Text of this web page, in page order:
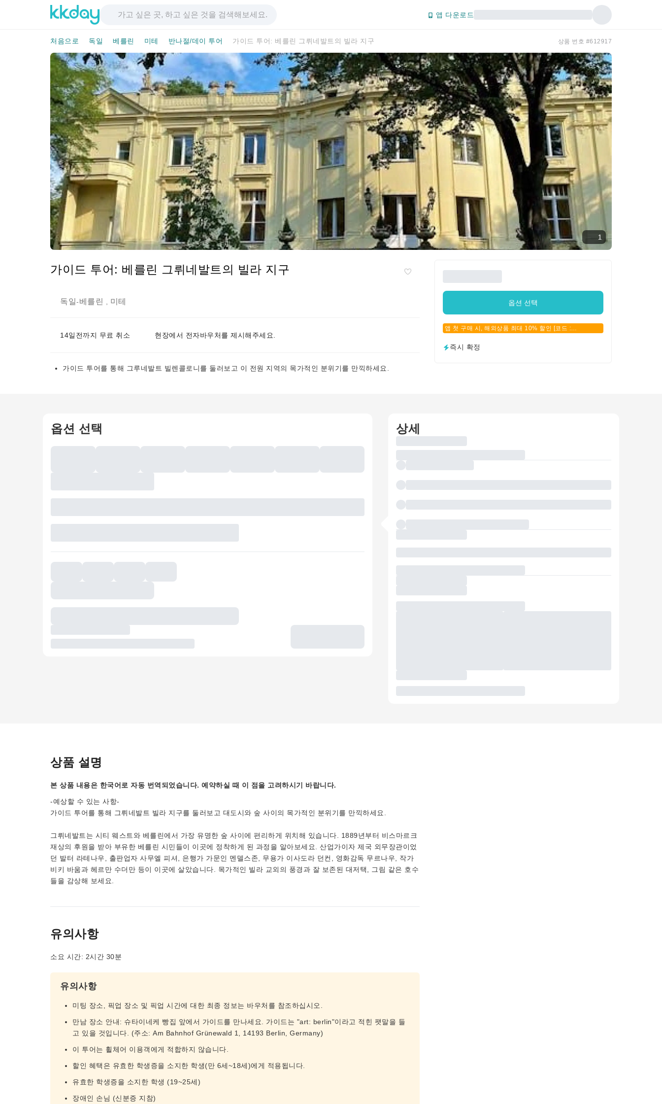
앱 다운로드
처음으로 독일 베를린 미테 반나절/데이 투어 가이드 투어: 베를린 그뤼네발트의 빌라 지구 상품 번호 #612917
1
가이드 투어: 베를린 그뤼네발트의 빌라 지구
독일-베를린 미테
14일전까지 무료 취소 현장에서 전자바우처를 제시해주세요.
가이드 투어를 통해 그루네발트 빌렌콜로니를 둘러보고 이 전원 지역의 목가적인 분위기를 만끽하세요.
옵션 선택
앱 첫 구매 시, 해외상품 최대 10% 할인 [코드 :
즉시 확정
옵션 선택 상세
상품 설명
본 상품 내용은 한국어로 자동 번역되었습니다. 예약하실 때 이 점을 고려하시기 바랍니다.
-예상할 수 있는 사항-
가이드 투어를 통해 그뤼네발트 빌라 지구를 둘러보고 대도시와 숲 사이의 목가적인 분위기를 만끽하세요.
그뤼네발트는 시티 웨스트와 베를린에서 가장 유명한 숲 사이에 편리하게 위치해 있습니다. 1889년부터 비스마르크
재상의 후원을 받아 부유한 베를린 시민들이 이곳에 정착하게 된 과정을 알아보세요. 산업가이자 제국 외무장관이었
던 발터 라테나우, 출판업자 사무엘 피셔, 은행가 가문인 멘델스존, 무용가 이사도라 던컨, 영화감독 무르나우, 작가
비키 바움과 헤르만 수더만 등이 이곳에 살았습니다. 목가적인 빌라 교외의 풍경과 잘 보존된 대저택, 그림 같은 호수
들을 감상해 보세요.
유의사항
소요 시간: 2시간 30분
유의사항
미팅 장소, 픽업 장소 및 픽업 시간에 대한 최종 정보는 바우처를 참조하십시오.
만남 장소 안내: 슈타이네케 빵집 앞에서 가이드를 만나세요. 가이드는 "art: berlin"이라고 적힌 팻말을 들
고 있을 것입니다. (주소: Am Bahnhof Grünewald 1, 14193 Berlin, Germany)
이 투어는 휠체어 이용객에게 적합하지 않습니다.
할인 혜택은 유효한 학생증을 소지한 학생(만 6세~18세)에게 적용됩니다.
유효한 학생증을 소지한 학생 (19~25세)
장애인 손님 (신분증 지참)